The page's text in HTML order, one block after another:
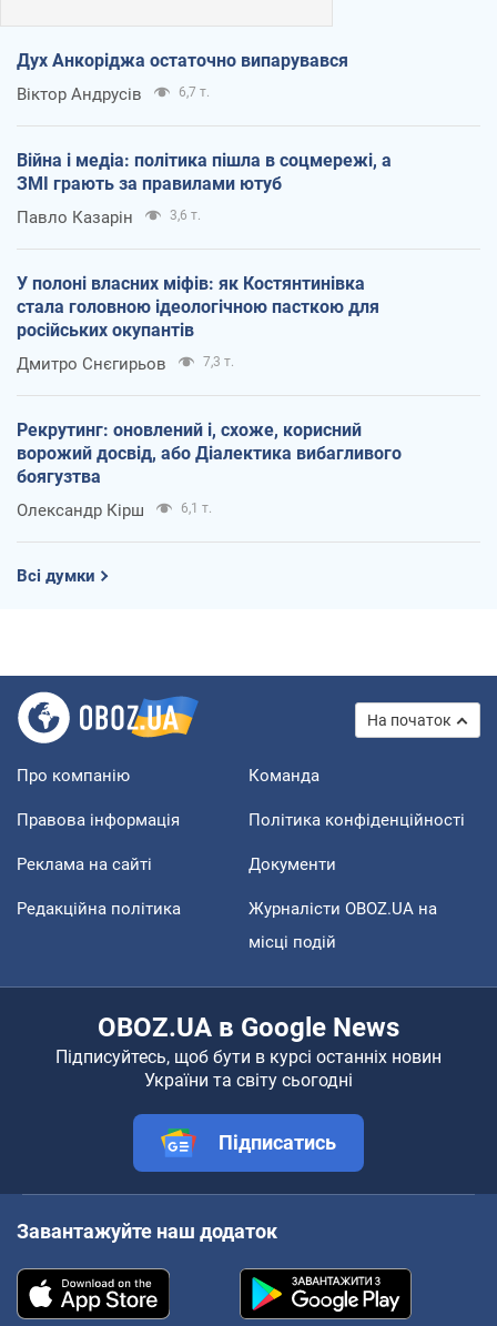
Дух Анкоріджа остаточно випарувався
Віктор Андрусів 6,7 т.
Війна і медіа: політика пішла в соцмережі, а
ЗМІ грають за правилами ютуб
Павло Казарін 3,6 т.
У полоні власних міфів: як Костянтинівка
стала головною ідеологічною пасткою для
російських окупантів
Дмитро Снєгирьов 7,3 т.
Рекрутинг: оновлений і, схоже, корисний
ворожий досвід, або Діалектика вибагливого
боягузтва
Олександр Кірш 6,1 т.
Всі думки
На початок
Про компанію Команда
Правова інформація Політика конфіденційності
Реклама на сайті Документи
Редакційна політика
Журналісти OBOZ.UA на
місці подій
OBOZ.UA в Google News
Підписуйтесь, щоб бути в курсі останніх новин
України та світу сьогодні
Підписатись
Завантажуйте наш додаток